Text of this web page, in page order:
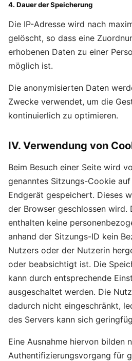
4. Dauer der Speicherung
Die IP-Adresse wird nach
gelöscht, so dass eine
erhobenen Daten zu einer
möglich ist.
Die anonymisierten Daten
Zwecke verwendet, um die
kontinuierlich zu optimieren.
IV. Verwendung von
Beim Besuch einer Seite wird
genanntes Sitzungs-Cookie
Endgerät gespeichert. Dieses
der Browser geschlossen wird.
enthalten keine
anhand der Sitzungs-ID kein
Nutzers oder der Nutzerin
oder beabsichtigt ist. Die
kann durch entsprechende
ausgeschaltet werden. Die
dadurch nicht eingeschränkt,
des Servers kann sich
Eine Ausnahme hiervon bilden
Authentifizierungsvorgang für